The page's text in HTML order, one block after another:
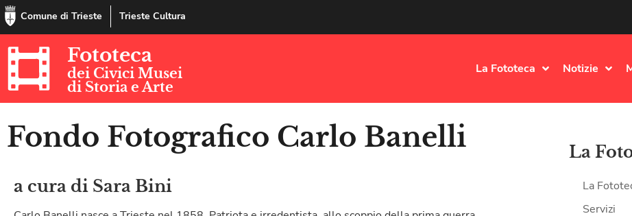
Comune di Trieste Trieste Cultura
Fototeca
dei Civici Musei
di Storia e Arte
La Fototeca Notizie
Fondo Fotografico Carlo Banelli
a cura di Sara Bini
La
La
Servizi